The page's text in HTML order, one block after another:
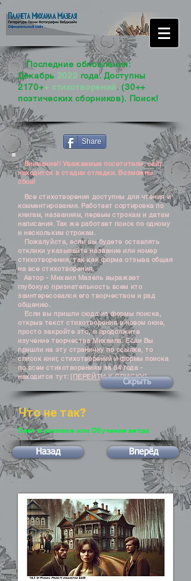
Последние обновления:
Декабрь2022 года. Доступны
2170++ стихотворений. (30++
поэтических сборников). Поиск!
Share
Внимание!! Уважаемые посетители, сайт
находится в стадии отладки. Возможны
сбои!
Все стихотворения доступны для чтения и
комментирования. Работает сортировка по
книгам, названиям, первым строкам и датам
написания. Так же работает поиск по одному
и нескольким строкам.
Пожалуйста, если вы будете оставлять
отклики указывайте название или номер
стихотворения, так как форма отзыва общая
на все стихотворения.
Автор - Михаил Мазель выражает
глубокую признательность всем кто
заинтересовался его творчеством и рад
общению.
Если вы пришли сюда из формы поиска,
открыв текст стихотворения в новом окне,
просто закройте это, и продолжите
изучение творчества Михаила. Если Вы
пришли на эту страничку по ссылке, то
список книг, стихотворений и формы поиска
по всем стихотворениям за 34 года -
находится тут: [ПЕРЕЙТИ К СПИСКУ]
Скрыть
Что не так?
Свет в разломе или Обучение ветра
Назад Вперёд